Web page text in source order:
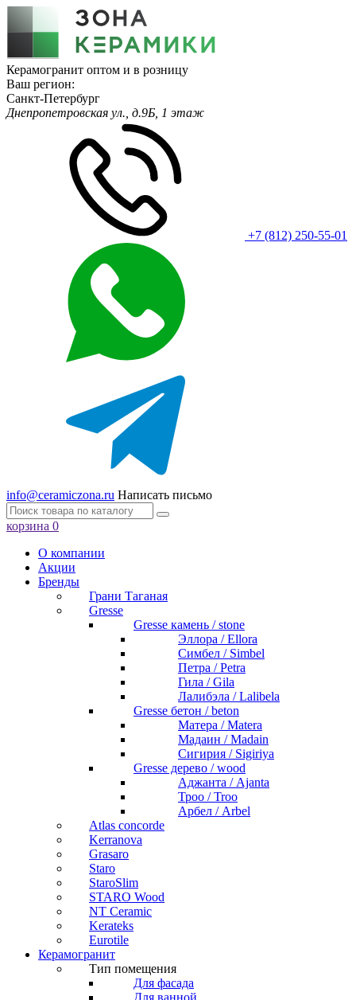
Керамогранит оптом и в розницу
Ваш регион:
Санкт-Петербург
Днепропетровская ул., д.9Б, 1 этаж
+7 (812) 250-55-01
info@ceramiczona.ru Написать письмо
корзина 0
О компании
Акции
Бренды
Грани Таганая
Gresse
Gresse камень / stone
Эллора / Ellora
Симбел / Simbel
Петра / Petra
Гила / Gila
Лалибэла / Lalibela
Gresse бетон / beton
Матера / Matera
Мадаин / Madain
Сигирия / Sigiriya
Gresse дерево / wood
Аджанта / Ajanta
Троо / Troo
Арбел / Arbel
Atlas concorde
Kerranova
Grasaro
Staro
StaroSlim
STARO Wood
NT Ceramic
Kerateks
Eurotile
Керамогранит
Тип помещения
Для фасада
Для ванной